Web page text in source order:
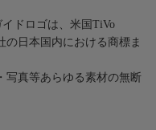
ドロゴは、米国TiVo
の日本国内における商標ま
写真等あらゆる素材の無断